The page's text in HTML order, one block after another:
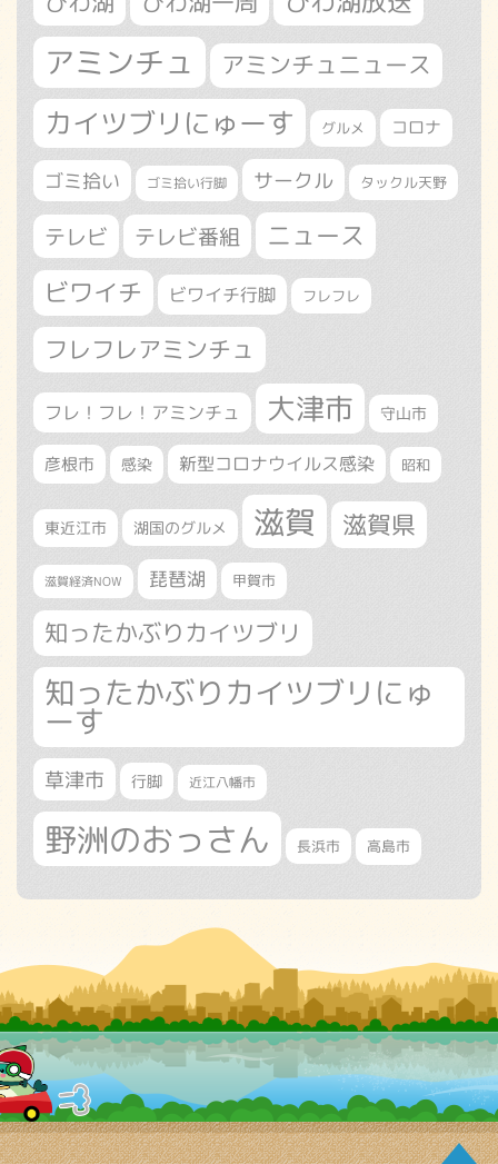
アミンチュ アミンチュニュース
カイツブリにゅーす グルメ コロナ
ゴミ拾い ゴミ拾い行脚 サークル タックル天野
テレビ テレビ番組 ニュース
ビワイチ ビワイチ行脚 フレフレ
フレフレアミンチュ
フレ！フレ！アミンチュ 大津市 守山市
彦根市 感染 新型コロナウイルス感染 昭和
東近江市 湖国のグルメ 滋賀 滋賀県
滋賀経済NOW 琵琶湖 甲賀市
知ったかぶりカイツブリ
知ったかぶりカイツブリにゅ
ーす
草津市 行脚 近江八幡市
野洲のおっさん 長浜市 高島市